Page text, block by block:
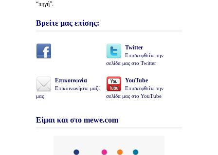
“πηγή”.
Βρείτε μας επίσης:
Twitter
Επισκεφθείτε την
σελίδα μας στο Twitter
Επικοινωνία
Επικοινωνήστε μαζί
μας
YouTube
Επισκεφθείτε την
σελίδα μας στο YouTube
Είμαι και στο mewe.com